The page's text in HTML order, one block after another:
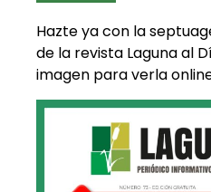
Hazte ya con la
de la revista Laguna al
imagen para verla